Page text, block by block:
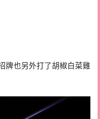
牌也另外打了胡椒白菜雞